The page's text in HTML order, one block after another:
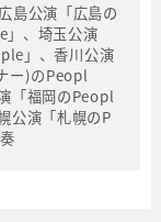
島公演「広島の
」、埼玉公演
」、香川公演
ー)のPeopl
「福岡のPeopl
公演「札幌のP